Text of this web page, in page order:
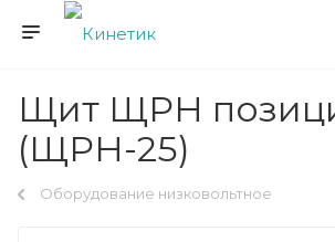
Щит ЩРН
(ЩРН-25)
Оборудование низковольтное